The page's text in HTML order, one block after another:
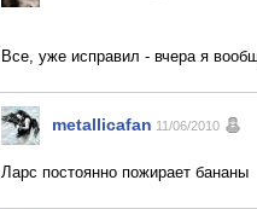
Все, уже исправил - вчера я
metallicafan 11/06/2010
Ларс постоянно пожирает бананы